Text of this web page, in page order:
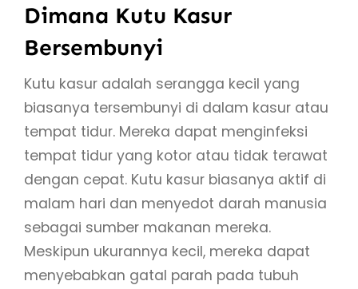
Dimana Kutu Kasur
Bersembunyi
Kutu kasur adalah serangga kecil yang
biasanya tersembunyi di dalam kasur atau
tempat tidur. Mereka dapat menginfeksi
tempat tidur yang kotor atau tidak terawat
dengan cepat. Kutu kasur biasanya aktif di
malam hari dan menyedot darah manusia
sebagai sumber makanan mereka.
Meskipun ukurannya kecil, mereka dapat
menyebabkan gatal parah pada tubuh